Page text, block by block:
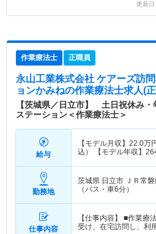
更新
作業療法士 正職員
永山工業株式会社 ケアーズ訪
ョンかみねの作業療法士求人(
【茨城県／日立市】 土日祝休み
ステーション＜作業療法士＞
給与
【モデル月収】 22.0万
込） 【モデル年収】
勤務地
茨城県 日立市 ＪＲ常
（バス・車6分）
仕事内容
【仕事内容】 ■作業
受け、在宅訪問し、利